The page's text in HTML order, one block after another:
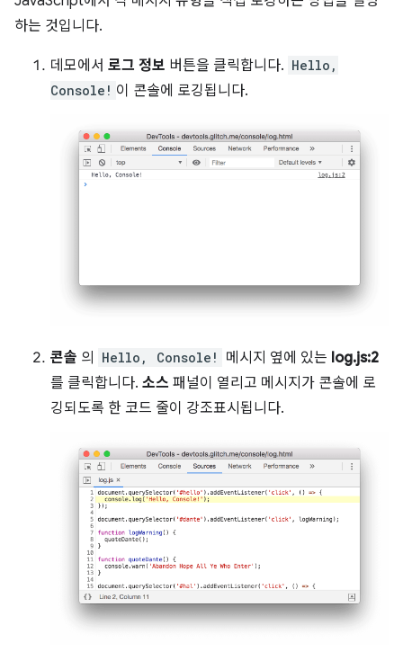
하는 것입니다.
데모에서 로그 정보 버튼을 클릭합니다. Hello,
Console! 이 콘솔에 로깅됩니다.
콘솔 의 Hello, Console! 메시지 옆에 있는 log.js:2
를 클릭합니다. 소스 패널이 열리고 메시지가 콘솔에 로
깅되도록 한 코드 줄이 강조표시됩니다.